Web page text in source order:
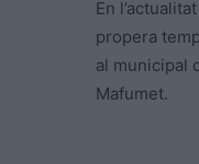
En
propera
al municipal
Mafumet.